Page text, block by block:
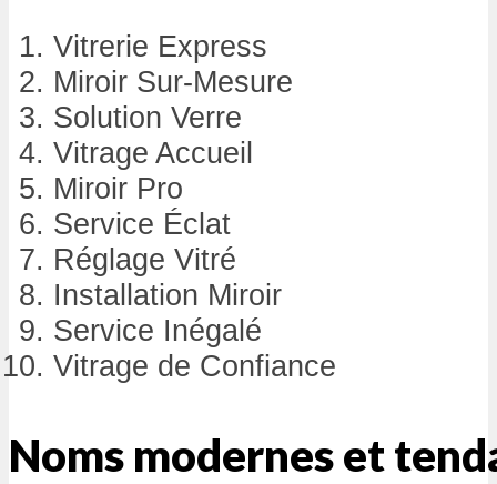
Vitrerie Express
Miroir Sur-Mesure
Solution Verre
Vitrage Accueil
Miroir Pro
Service Éclat
Réglage Vitré
Installation Miroir
Service Inégalé
Vitrage de Confiance
Noms modernes et